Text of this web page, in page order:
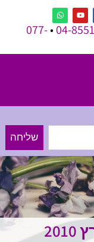
04-
•
077-
שליחה